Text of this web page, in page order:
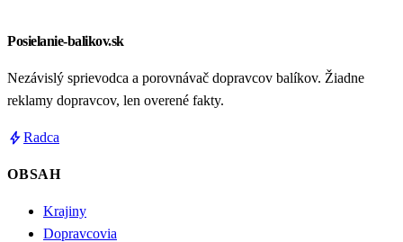
Posielanie-balikov.sk
Nezávislý sprievodca a porovnávač dopravcov balíkov. Žiadne
reklamy dopravcov, len overené fakty.
boltRadca
OBSAH
Krajiny
Dopravcovia